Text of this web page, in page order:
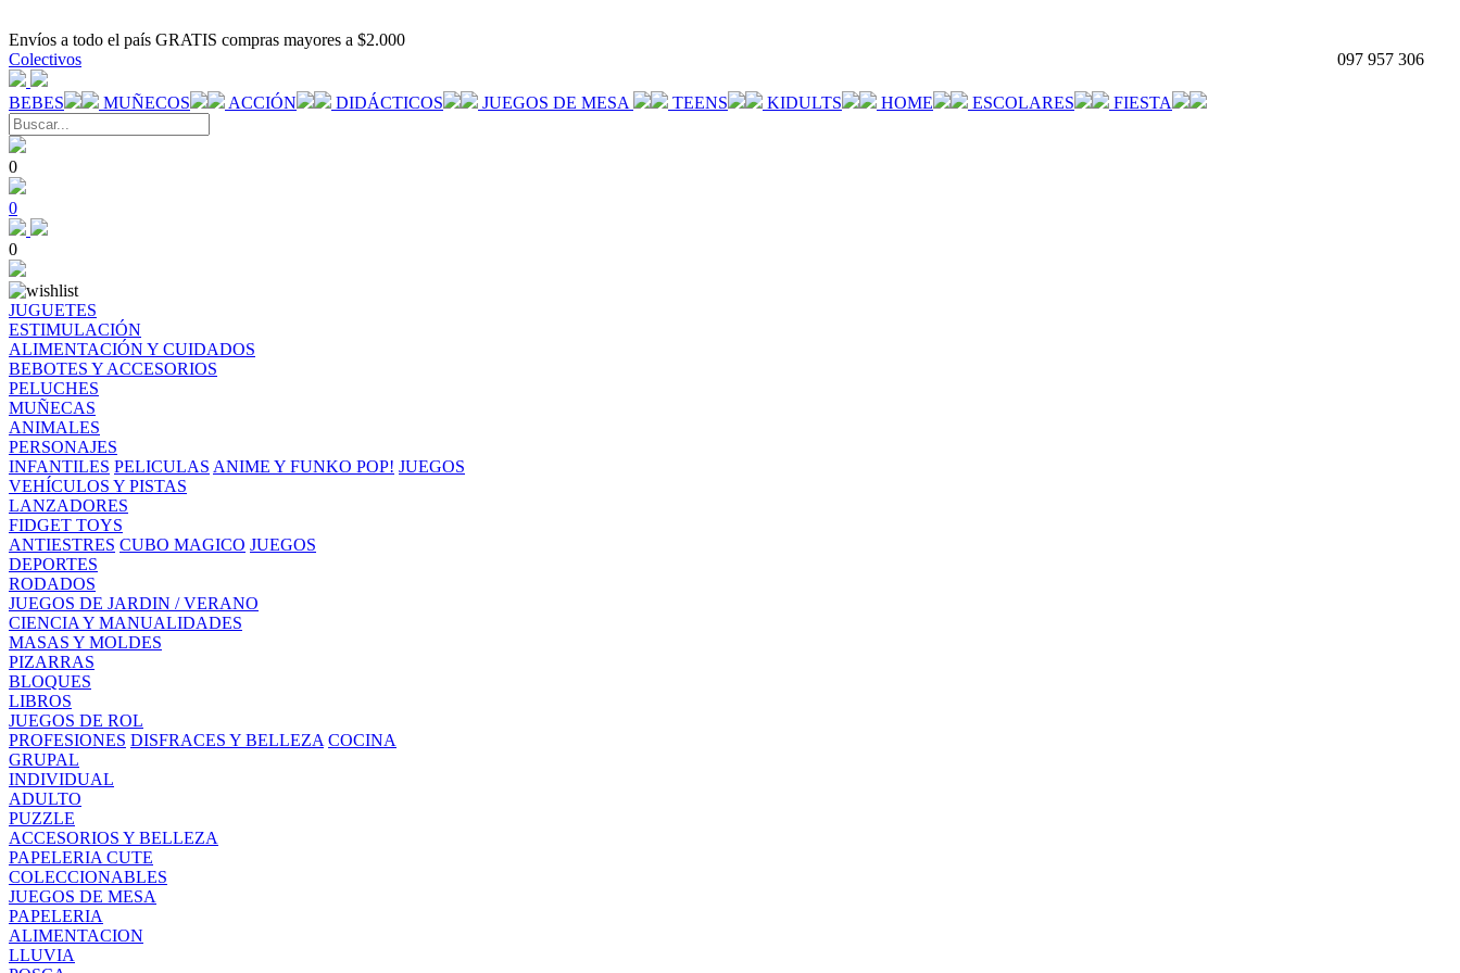
Envíos a todo el país GRATIS compras mayores a $2.000
097 957 306
Colectivos
BEBES MUÑECOS ACCIÓN DIDÁCTICOS JUEGOS DE MESA TEENS KIDULTS HOME ESCOLARES FIESTA
0
0
0
JUGUETES
ESTIMULACIÓN
ALIMENTACIÓN Y CUIDADOS
BEBOTES Y ACCESORIOS
PELUCHES
MUÑECAS
ANIMALES
PERSONAJES
INFANTILES PELICULAS ANIME Y FUNKO POP! JUEGOS
VEHÍCULOS Y PISTAS
LANZADORES
FIDGET TOYS
ANTIESTRES CUBO MAGICO JUEGOS
DEPORTES
RODADOS
JUEGOS DE JARDIN / VERANO
CIENCIA Y MANUALIDADES
MASAS Y MOLDES
PIZARRAS
BLOQUES
LIBROS
JUEGOS DE ROL
PROFESIONES DISFRACES Y BELLEZA COCINA
GRUPAL
INDIVIDUAL
ADULTO
PUZZLE
ACCESORIOS Y BELLEZA
PAPELERIA CUTE
COLECCIONABLES
JUEGOS DE MESA
PAPELERIA
ALIMENTACION
LLUVIA